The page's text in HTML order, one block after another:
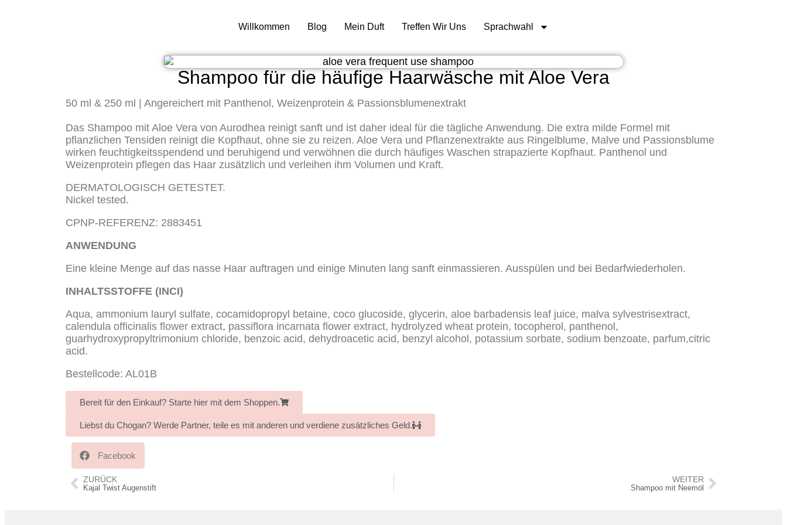
Willkommen Blog Mein Duft Treffen Wir Uns Sprachwahl
Shampoo für die häufige Haarwäsche mit Aloe Vera
50 ml & 250 ml | Angereichert mit Panthenol, Weizenprotein & Passionsblumenextrakt
Das Shampoo mit Aloe Vera von Aurodhea reinigt sanft und ist daher ideal für die tägliche Anwendung. Die extra milde Formel mit
pflanzlichen Tensiden reinigt die Kopfhaut, ohne sie zu reizen. Aloe Vera und Pflanzenextrakte aus Ringelblume, Malve und Passionsblume
wirken feuchtigkeitsspendend und beruhigend und verwöhnen die durch häufiges Waschen strapazierte Kopfhaut. Panthenol und
Weizenprotein pflegen das Haar zusätzlich und verleihen ihm Volumen und Kraft.
DERMATOLOGISCH GETESTET.
Nickel tested.
CPNP-REFERENZ: 2883451
ANWENDUNG
Eine kleine Menge auf das nasse Haar auftragen und einige Minuten lang sanft einmassieren. Ausspülen und bei Bedarfwiederholen.
INHALTSSTOFFE (INCI)
Aqua, ammonium lauryl sulfate, cocamidopropyl betaine, coco glucoside, glycerin, aloe barbadensis leaf juice, malva sylvestrisextract,
calendula officinalis flower extract, passiflora incarnata flower extract, hydrolyzed wheat protein, tocopherol, panthenol,
guarhydroxypropyltrimonium chloride, benzoic acid, dehydroacetic acid, benzyl alcohol, potassium sorbate, sodium benzoate, parfum,citric
acid.
Bestellcode: AL01B
Bereit für den Einkauf? Starte hier mit dem Shoppen.
Liebst du Chogan? Werde Partner, teile es mit anderen und verdiene zusätzliches Geld.
Facebook
ZURÜCK
Kajal Twist Augenstift
WEITER
Shampoo mit Neemöl